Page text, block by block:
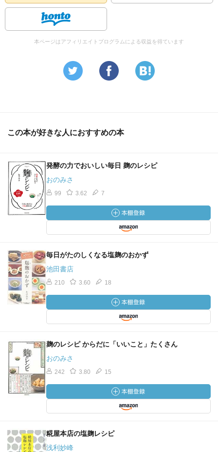
本ページはアフィリエイトプログラムによる収益を得ています
この本が好きな人におすすめの本
発酵の力でおいしい毎日 麹のレシピ
おのみさ
99 3.62 7
毎日がたのしくなる塩麹のおかず
池田書店
210 3.60 18
麹のレシピ からだに「いいこと」たくさん
おのみさ
242 3.80 15
糀屋本店の塩麹レシピ
浅利妙峰